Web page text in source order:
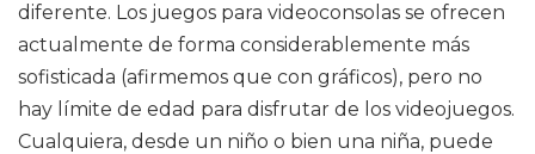
diferente. Los juegos para videoconsolas se ofrecen
actualmente de forma considerablemente más
sofisticada (afirmemos que con gráficos), pero no
hay límite de edad para disfrutar de los videojuegos.
Cualquiera, desde un niño o bien una niña, puede